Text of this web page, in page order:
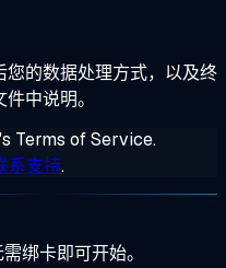
的数据处理方式，以及终
中说明。
Terms of Service.
系支持.
绑卡即可开始。